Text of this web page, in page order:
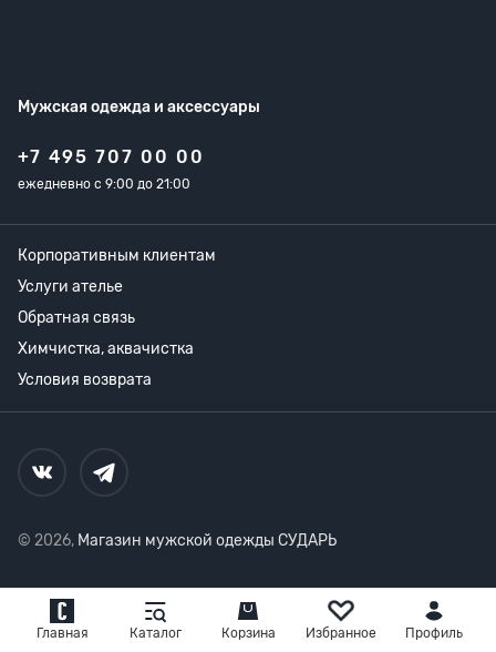
Главная Каталог Корзина Избранное Профиль
Мужская одежда и аксессуары
+7 495 707 00 00
ежедневно с 9:00 до 21:00
Корпоративным клиентам
Услуги ателье
Обратная связь
Химчистка, аквачистка
Условия возврата
© 2026, Магазин мужской одежды СУДАРЬ